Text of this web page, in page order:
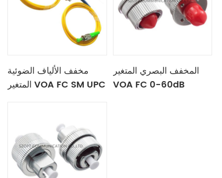
مخفف الألياف الضوئية
المتغير VOA FC SM UPC
المخفف البصري المتغير
VOA FC 0-60dB